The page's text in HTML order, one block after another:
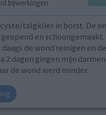
bijwerkingen
talgklier in borst. De
en
daags de wond reinigen en
2 dagen gingen mijn
de wond werd minder.